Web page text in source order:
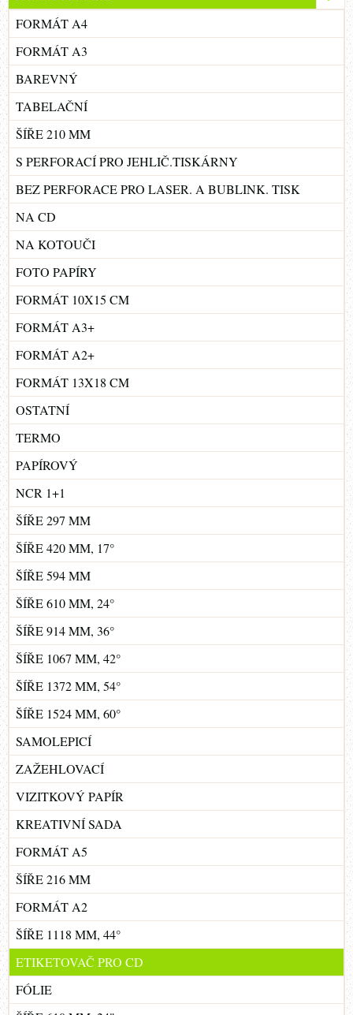
FORMÁT A4
FORMÁT A3
BAREVNÝ
TABELAČNÍ
ŠÍŘE 210 MM
S PERFORACÍ PRO JEHLIČ.TISKÁRNY
BEZ PERFORACE PRO LASER. A BUBLINK. TISK
NA CD
NA KOTOUČI
FOTO PAPÍRY
FORMÁT 10X15 CM
FORMÁT A3+
FORMÁT A2+
FORMÁT 13X18 CM
OSTATNÍ
TERMO
PAPÍROVÝ
NCR 1+1
ŠÍŘE 297 MM
ŠÍŘE 420 MM, 17°
ŠÍŘE 594 MM
ŠÍŘE 610 MM, 24°
ŠÍŘE 914 MM, 36°
ŠÍŘE 1067 MM, 42°
ŠÍŘE 1372 MM, 54°
ŠÍŘE 1524 MM, 60°
SAMOLEPICÍ
ZAŽEHLOVACÍ
VIZITKOVÝ PAPÍR
KREATIVNÍ SADA
FORMÁT A5
ŠÍŘE 216 MM
FORMÁT A2
ŠÍŘE 1118 MM, 44°
ETIKETOVAČ PRO CD
FÓLIE